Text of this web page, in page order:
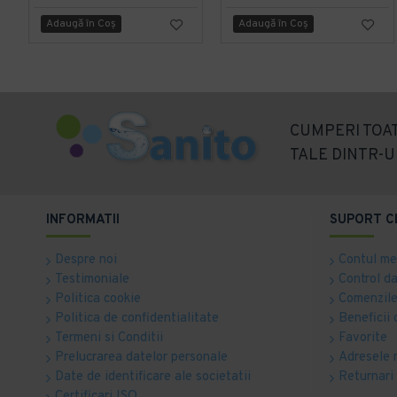
Adaugă în Coş Adaugă în Coş
CUMPERI
TALE DINTR-
INFORMATII
Despre noi
Testimoniale
Politica cookie
Politica de confidentialitate
Termeni si Conditii
Prelucrarea datelor personale
Date de identificare ale societatii
SUPORT
Contul
Control
Beneficii
Favorite
Adresele
Returnari